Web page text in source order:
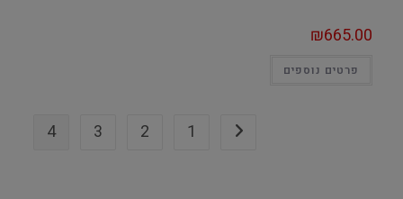
₪665.00
פרטים נוספים
1
2
3
4